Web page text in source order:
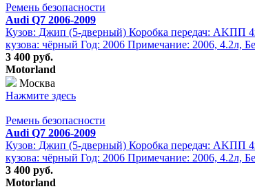
Ремень безопасности
Audi Q7 2006-2009
Кузов: Джип (5-дверный) Коробка передач: АKПП
кузова: чёрный Год: 2006 Примечание: 2006, 4.2л,
3 400 руб.
Motorland
Москва
Нажмите здесь
Ремень безопасности
Audi Q7 2006-2009
Кузов: Джип (5-дверный) Коробка передач: АKПП
кузова: чёрный Год: 2006 Примечание: 2006, 4.2л,
3 400 руб.
Motorland